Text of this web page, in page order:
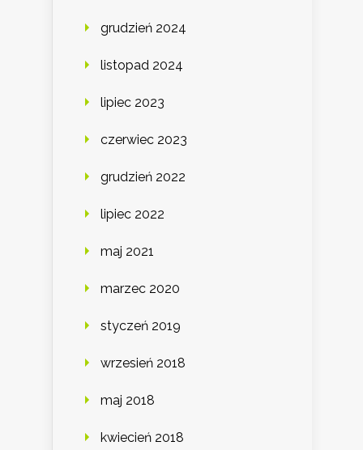
grudzień 2024
listopad 2024
lipiec 2023
czerwiec 2023
grudzień 2022
lipiec 2022
maj 2021
marzec 2020
styczeń 2019
wrzesień 2018
maj 2018
kwiecień 2018